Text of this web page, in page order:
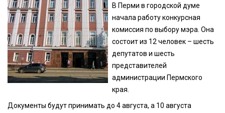
В Перми в городской думе
начала работу конкурсная
комиссия по выбору мэра. Она
состоит из 12 человек – шесть
депутатов и шесть
представителей
администрации Пермского
края.
Документы будут принимать до 4 августа, а 10 августа